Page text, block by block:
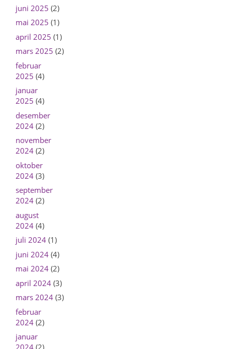
juni 2025 (2)
mai 2025 (1)
april 2025 (1)
mars 2025 (2)
februar
2025 (4)
januar
2025 (4)
desember
2024(2)
november
2024(2)
oktober
2024(3)
september
2024(2)
august
2024(4)
juli 2024(1)
juni 2024(4)
mai 2024(2)
april 2024(3)
mars 2024(3)
februar
2024(2)
januar